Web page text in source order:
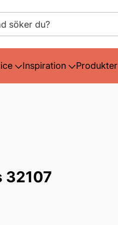
Inspiration Produkter
32107